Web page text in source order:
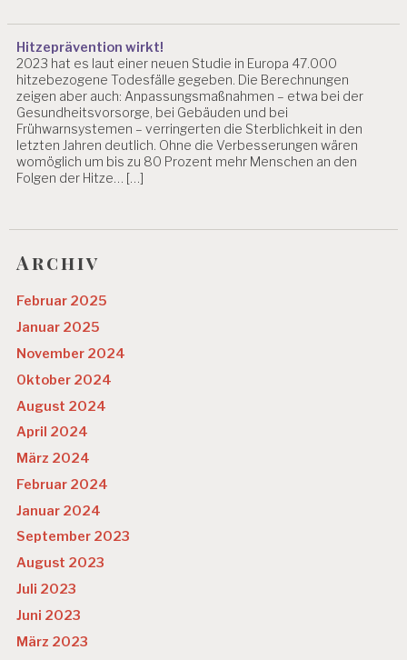
Hitzeprävention wirkt!
2023 hat es laut einer neuen Studie in Europa 47.000
hitzebezogene Todesfälle gegeben. Die Berechnungen
zeigen aber auch: Anpassungsmaßnahmen – etwa bei der
Gesundheitsvorsorge, bei Gebäuden und bei
Frühwarnsystemen – verringerten die Sterblichkeit in den
letzten Jahren deutlich. Ohne die Verbesserungen wären
womöglich um bis zu 80 Prozent mehr Menschen an den
Folgen der Hitze… […]
Archiv
Februar 2025
Januar 2025
November 2024
Oktober 2024
August 2024
April 2024
März 2024
Februar 2024
Januar 2024
September 2023
August 2023
Juli 2023
Juni 2023
März 2023